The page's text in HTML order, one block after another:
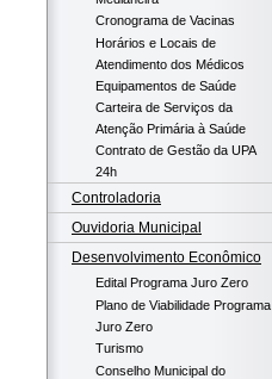
Cronograma de Vacinas
Horários e Locais de
Atendimento dos Médicos
Equipamentos de Saúde
Carteira de Serviços da
Atenção Primária à Saúde
Contrato de Gestão da UPA
24h
Controladoria
Ouvidoria Municipal
Desenvolvimento Econômico
Edital Programa Juro Zero
Plano de Viabilidade Programa
Juro Zero
Turismo
Conselho Municipal do